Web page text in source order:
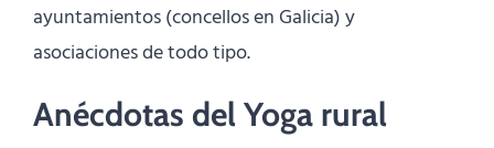
ayuntamientos (concellos en Galicia) y
asociaciones de todo tipo.
Anécdotas del Yoga rural